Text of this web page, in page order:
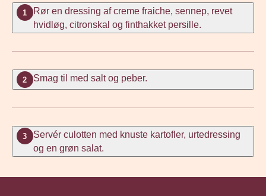
1
Rør en dressing af creme fraiche, sennep, revet
hvidløg, citronskal og finthakket persille.
2 Smag til med salt og peber.
3
Servér culotten med knuste kartofler, urtedressing
og en grøn salat.